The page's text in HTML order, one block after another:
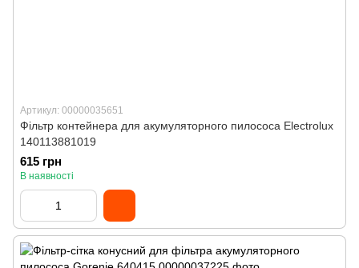
Артикул: 00000035651
Фільтр контейнера для акумуляторного пилососа Electrolux
140113881019
615 грн
В наявності